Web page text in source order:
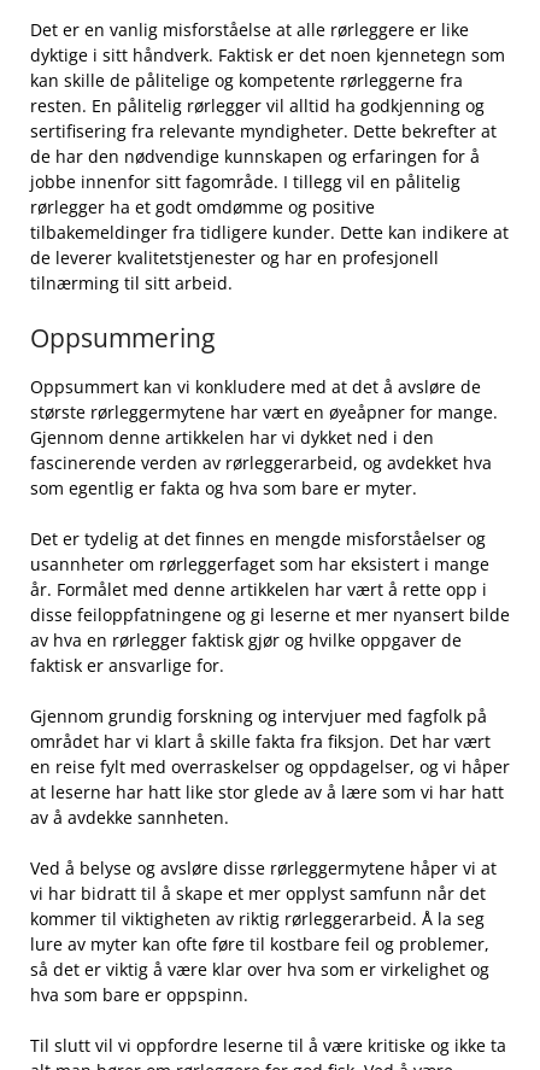
Det⁣ er en vanlig misforståelse at alle rørleggere er like‌
dyktige i sitt håndverk. Faktisk er det noen kjennetegn som
kan⁢ skille de pålitelige​ og kompetente rørleggerne ​fra
resten. En pålitelig rørlegger vil alltid ha ⁢godkjenning og
sertifisering fra relevante myndigheter. Dette⁢ bekrefter ⁣at
de har den nødvendige‌ kunnskapen og erfaringen for å⁣
jobbe innenfor sitt fagområde. I tillegg vil en pålitelig
rørlegger ha et godt omdømme og positive
tilbakemeldinger fra tidligere kunder. Dette kan indikere at
de leverer kvalitetstjenester og ​har en profesjonell
tilnærming til sitt⁤ arbeid.
Oppsummering
Oppsummert kan⁢ vi konkludere med at det å avsløre⁤ de⁢
største rørleggermytene har vært en øyeåpner for ⁢mange.
Gjennom ​denne artikkelen ⁢har vi dykket ned ⁣i ‌den
‌fascinerende verden av rørleggerarbeid, og avdekket⁣ hva
som egentlig er ⁢fakta⁤ og hva som bare⁤ er myter.
Det er tydelig⁣ at det ⁤finnes en mengde ⁤misforståelser og
usannheter om ​rørleggerfaget‌ som har eksistert ⁤i mange
år. Formålet ‌med denne artikkelen har vært å rette opp i ​
disse feiloppfatningene ⁣og gi leserne et ⁣mer nyansert bilde
av hva en rørlegger ⁣faktisk⁤ gjør⁢ og hvilke oppgaver⁢ de
faktisk⁢ er ansvarlige ‌for.
Gjennom grundig forskning og intervjuer med fagfolk på
⁣området⁢ har ‌vi klart å skille fakta fra fiksjon. ⁤Det har vært
en reise fylt med overraskelser og oppdagelser, og ​vi håper
at leserne har ⁤hatt like stor glede av å lære som vi har‌ hatt
⁢av ⁢å avdekke sannheten.
Ved å belyse og⁢ avsløre disse rørleggermytene håper ‍vi ⁢at
⁢vi ​har bidratt ⁣til å skape⁢ et‍ mer ⁤opplyst⁣ samfunn når det
kommer til viktigheten ⁤av⁣ riktig⁤ rørleggerarbeid. Å ​la seg
lure av myter kan⁣ ofte føre til kostbare‌ feil og problemer,
⁤så det⁢ er viktig⁣ å være klar⁤ over ⁣hva som⁢ er virkelighet og
hva ⁤som bare er oppspinn.
Til slutt vil⁤ vi oppfordre leserne ⁣til å være kritiske og ikke ta